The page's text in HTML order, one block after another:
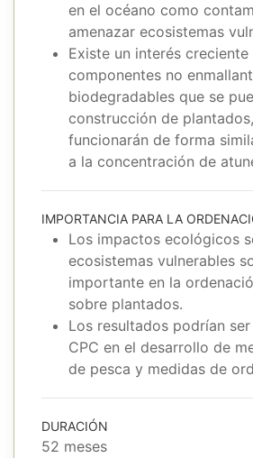
en el océano como
amenazar ecosistemas
Existe un interés
componentes no
biodegradables que se
construcción de
funcionarán de forma
a la concentración de
IMPORTANCIA PARA LA
Los impactos ecológicos
ecosistemas vulnerables
importante en la
sobre plantados.
Los resultados podrían
CPC en el desarrollo de
de pesca y medidas de
DURACIÓN
52 meses